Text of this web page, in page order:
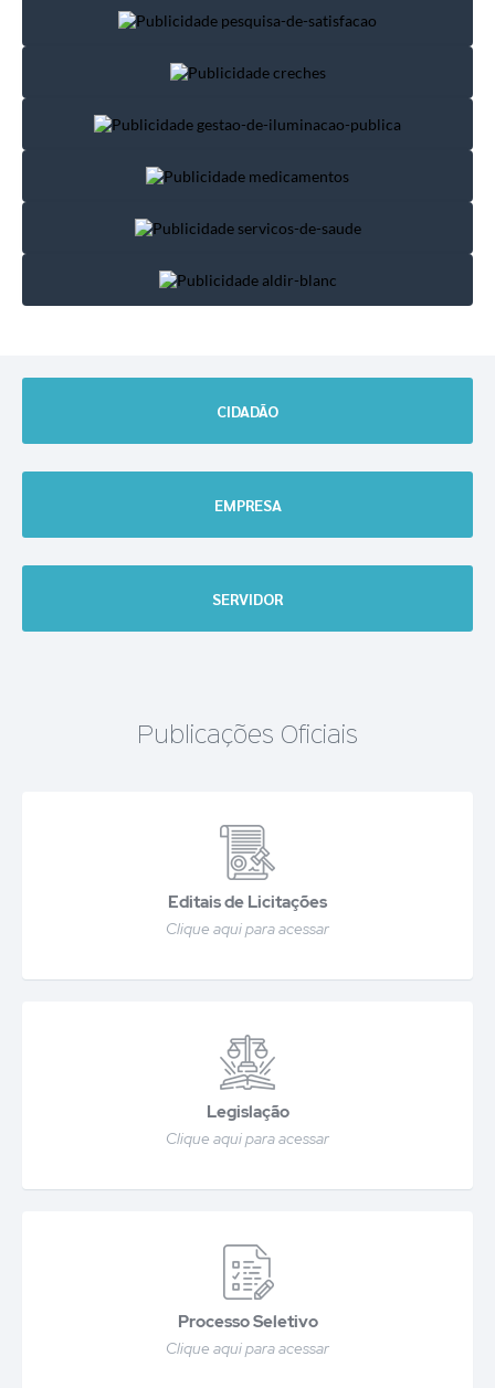
CIDADÃO
EMPRESA
SERVIDOR
Publicações Oficiais
Editais de Licitações
Clique aqui para acessar
Legislação
Clique aqui para acessar
Processo Seletivo
Clique aqui para acessar